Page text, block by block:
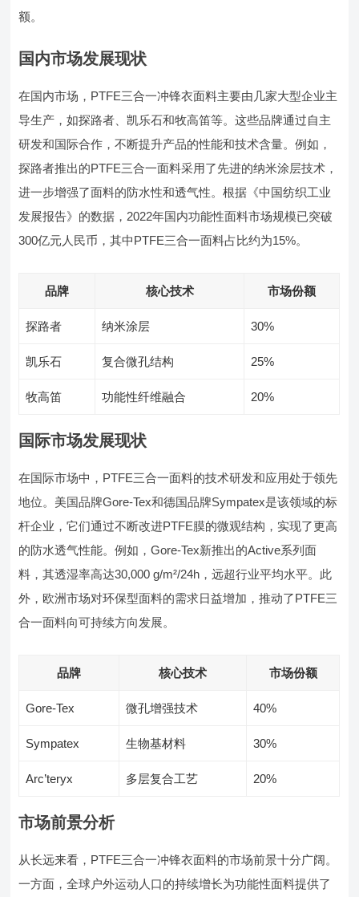
额。
国内市场发展现状
在国内市场，PTFE三合一冲锋衣面料主要由几家大型企业主
导生产，如探路者、凯乐石和牧高笛等。这些品牌通过自主
研发和国际合作，不断提升产品的性能和技术含量。例如，
探路者推出的PTFE三合一面料采用了先进的纳米涂层技术，
进一步增强了面料的防水性和透气性。根据《中国纺织工业
发展报告》的数据，2022年国内功能性面料市场规模已突破
300亿元人民币，其中PTFE三合一面料占比约为15%。
品牌 核心技术 市场份额
探路者 纳米涂层 30%
凯乐石 复合微孔结构 25%
牧高笛 功能性纤维融合 20%
国际市场发展现状
在国际市场中，PTFE三合一面料的技术研发和应用处于领先
地位。美国品牌Gore-Tex和德国品牌Sympatex是该领域的标
杆企业，它们通过不断改进PTFE膜的微观结构，实现了更高
的防水透气性能。例如，Gore-Tex新推出的Active系列面
料，其透湿率高达30,000 g/m²/24h，远超行业平均水平。此
外，欧洲市场对环保型面料的需求日益增加，推动了PTFE三
合一面料向可持续方向发展。
品牌 核心技术 市场份额
Gore-Tex 微孔增强技术 40%
Sympatex 生物基材料 30%
Arc’teryx 多层复合工艺 20%
市场前景分析
从长远来看，PTFE三合一冲锋衣面料的市场前景十分广阔。
一方面，全球户外运动人口的持续增长为功能性面料提供了